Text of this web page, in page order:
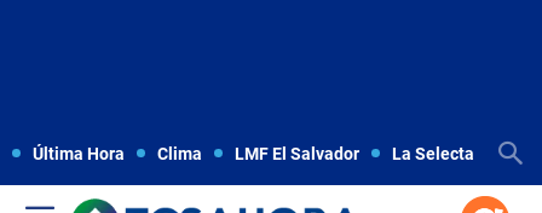
Última Hora Clima LMF El Salvador La Selecta